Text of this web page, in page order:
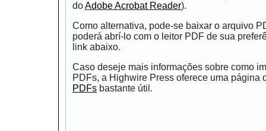
doAdobe Acrobat Reader).
Como alternativa, pode-se baixar o arquivo
poderá abrí-lo com o leitor PDF de sua
link abaixo.
Caso deseje mais informações sobre como
PDFs, a Highwire Press oferece uma página
PDFs bastante útil.